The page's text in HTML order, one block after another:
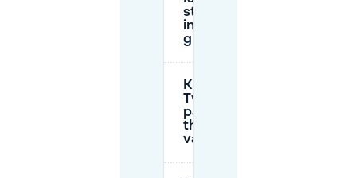
straatparkeren
in Twekkelo
gratis?
Kan ik in
Twekkelo
parkeren tijdens
thuiswedstrijden
van FC Twente?